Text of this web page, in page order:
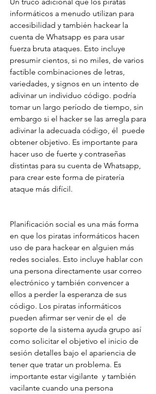
informáticos a menudo utilizan para
accesibilidad y también hackear la
cuenta de Whatsapp es para usar
fuerza bruta ataques. Esto incluye
presumir cientos, si no miles, de varios
factible combinaciones de letras,
variedades, y signos en un intento de
adivinar un individuo código. podría
tomar un largo período de tiempo, sin
embargo si el hacker se las arregla para
adivinar la adecuada código, él  puede
obtener objetivo. Es importante para
hacer uso de fuerte y contraseñas
distintas para su cuenta de Whatsapp,
para crear este forma de piratería
ataque más difícil.
Planificación social es una más forma
en que los piratas informáticos hacen
uso de para hackear en alguien más
redes sociales. Esto incluye hablar con
una persona directamente usar correo
electrónico y también convencer a
ellos a perder la esperanza de sus
código. Los piratas informáticos
pueden afirmar ser venir de el  de
soporte de la sistema ayuda grupo así
como solicitar el objetivo el inicio de
sesión detalles bajo el apariencia de
tener que tratar un problema. Es
importante estar vigilante  y también
vacilante cuando una persona